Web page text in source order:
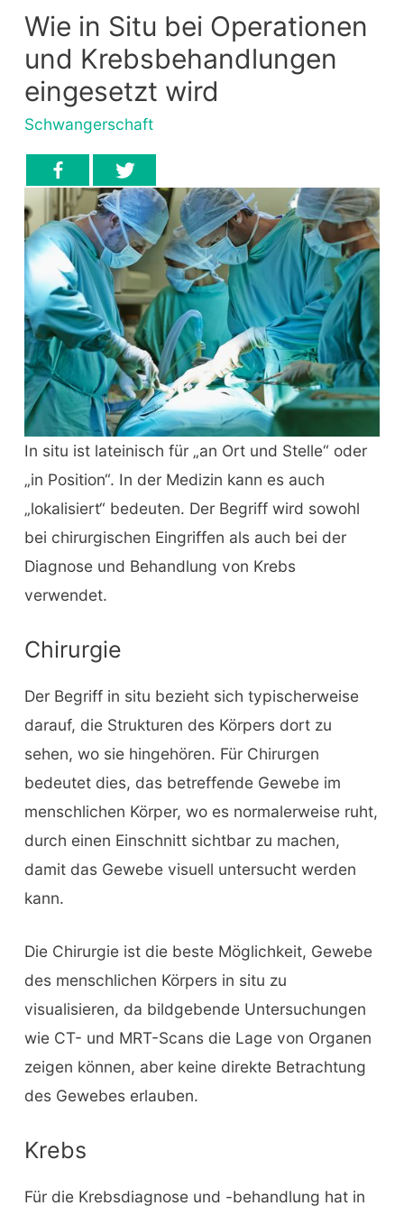
Wie in Situ bei Operationen
und Krebsbehandlungen
eingesetzt wird
Schwangerschaft
In situ ist lateinisch für „an Ort und Stelle“ oder
„in Position“. In der Medizin kann es auch
„lokalisiert“ bedeuten. Der Begriff wird sowohl
bei chirurgischen Eingriffen als auch bei der
Diagnose und Behandlung von Krebs
verwendet.
Chirurgie
Der Begriff in situ bezieht sich typischerweise
darauf, die Strukturen des Körpers dort zu
sehen, wo sie hingehören. Für Chirurgen
bedeutet dies, das betreffende Gewebe im
menschlichen Körper, wo es normalerweise ruht,
durch einen Einschnitt sichtbar zu machen,
damit das Gewebe visuell untersucht werden
kann.
Die Chirurgie ist die beste Möglichkeit, Gewebe
des menschlichen Körpers in situ zu
visualisieren, da bildgebende Untersuchungen
wie CT- und MRT-Scans die Lage von Organen
zeigen können, aber keine direkte Betrachtung
des Gewebes erlauben.
Krebs
Für die Krebsdiagnose und -behandlung hat in